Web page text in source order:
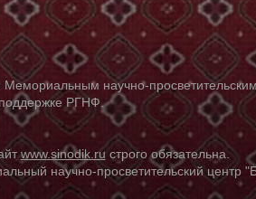
научно-
РГНФ.
www.sinodik.ru строго обязательна.
научно-просветительский центр